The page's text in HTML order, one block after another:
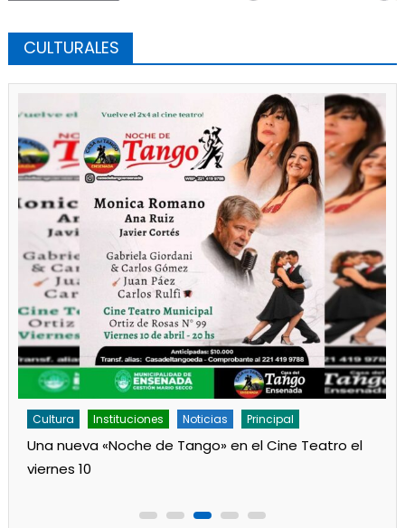
CULTURALES
Cultura Noticias Principal
Los jardines de Ensenada iniciaron la salita de 1 año